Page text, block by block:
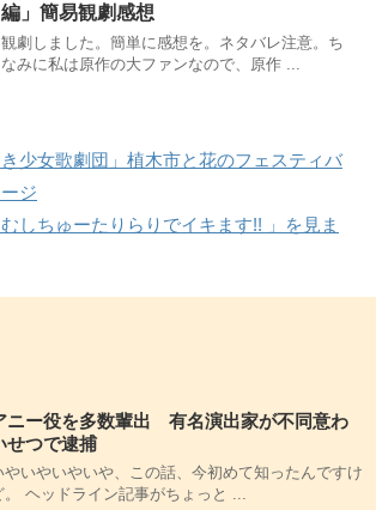
編」簡易観劇感想
観劇しました。簡単に感想を。ネタバレ注意。ち
なみに私は原作の大ファンなので、原作 ...
き少女歌劇団」植木市と花のフェスティバ
ジ
むしちゅーたりらりでイキます!! 」を見ま
ニー役を多数輩出 有名演出家が不同意わ
せつで逮捕
やいやいやいや、この話、今初めて知ったんですけ
。 ヘッドライン記事がちょっと ...